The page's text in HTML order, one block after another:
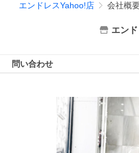
エンドレスYahoo!店 会社概
エン
問い合わせ